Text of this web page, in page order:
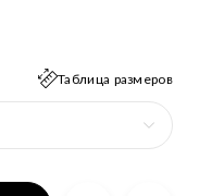
Таблица размеров